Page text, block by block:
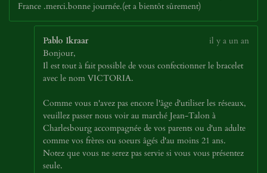
France .merci.bonne journée.(et a bientôt sûrement)
Pablo Ikraar
il y a un an
Bonjour,
Il est tout à fait possible de vous confectionner le bracelet
avec le nom VICTORIA.
Comme vous n'avez pas encore l'âge d'utiliser les réseaux,
veuillez passer nous voir au marché Jean-Talon à
Charlesbourg accompagnée de vos parents ou d'un adulte
comme vos frères ou soeurs âgés d'au moins 21 ans.
Notez que vous ne serez pas servie si vous vous présentez
seule.